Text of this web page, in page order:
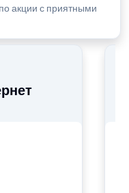
акции с приятными